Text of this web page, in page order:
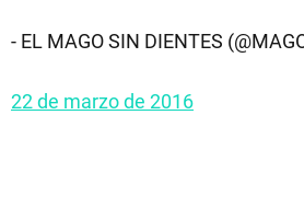
- EL MAGO SIN DIENTES
22 de marzo de 2016